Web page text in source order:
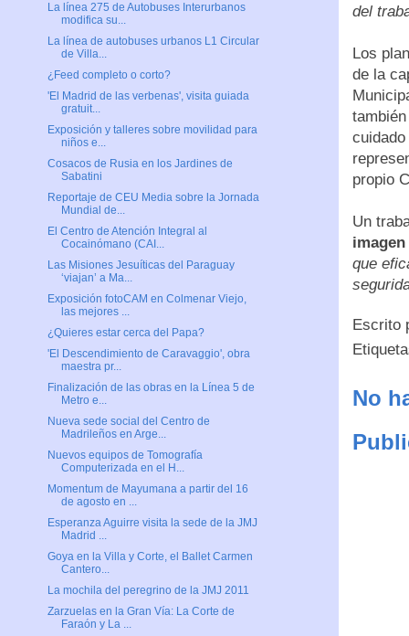
del
Los
de la
propio
Un
que
Escrito
No
La línea 275 de Autobuses Interurbanos
modifica su...
La línea de autobuses urbanos L1 Circular
de Villa...
¿Feed completo o corto?
'El Madrid de las verbenas', visita guiada
gratuit...
Exposición y talleres sobre movilidad para
niños e...
Cosacos de Rusia en los Jardines de
Sabatini
Reportaje de CEU Media sobre la Jornada
Mundial de...
El Centro de Atención Integral al
Cocainómano (CAI...
Las Misiones Jesuíticas del Paraguay
‘viajan’ a Ma...
Exposición fotoCAM en Colmenar Viejo,
las mejores ...
¿Quieres estar cerca del Papa?
'El Descendimiento de Caravaggio', obra
maestra pr...
Finalización de las obras en la Línea 5 de
Metro e...
Nueva sede social del Centro de
Madrileños en Arge...
Nuevos equipos de Tomografía
Computerizada en el H...
Momentum de Mayumana a partir del 16
de agosto en ...
Esperanza Aguirre visita la sede de la JMJ
Madrid ...
Goya en la Villa y Corte, el Ballet Carmen
Cantero...
La mochila del peregrino de la JMJ 2011
Zarzuelas en la Gran Vía: La Corte de
Faraón y La ...